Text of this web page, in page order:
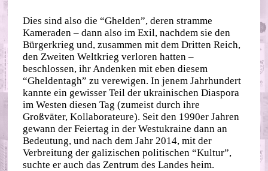
Dies sind also die “Ghelden”, deren stramme
Kameraden – dann also im Exil, nachdem sie den
Bürgerkrieg und, zusammen mit dem Dritten Reich,
den Zweiten Weltkrieg verloren hatten –
beschlossen, ihr Andenken mit eben diesem
“Gheldentagh” zu verewigen. In jenem Jahrhundert
kannte ein gewisser Teil der ukrainischen Diaspora
im Westen diesen Tag (zumeist durch ihre
Großväter, Kollaborateure). Seit den 1990er Jahren
gewann der Feiertag in der Westukraine dann an
Bedeutung, und nach dem Jahr 2014, mit der
Verbreitung der galizischen politischen “Kultur”,
suchte er auch das Zentrum des Landes heim.